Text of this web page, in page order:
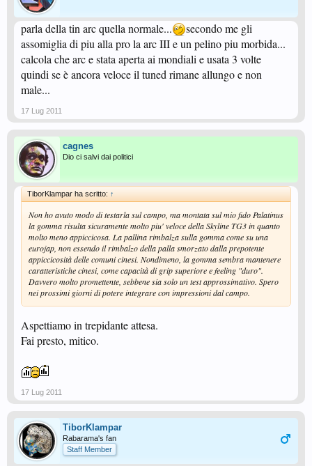
parla della tin arc quella normale...
secondo me gli
assomiglia di piu alla pro la arc III e un pelino piu morbida...
calcola che arc e stata aperta ai mondiali e usata 3 volte
quindi se è ancora veloce il tuned rimane allungo e non
male...
17 Lug 2011
cagnes
Dio ci salvi dai politici
TiborKlampar ha scritto: ↑
Non ho avuto modo di testarla sul campo, ma montata sul mio fido Palatinus
la gomma risulta sicuramente molto piu' veloce della Skyline TG3 in quanto
molto meno appiccicosa. La pallina rimbalza sulla gomma come su una
eurojap, non essendo il rimbalzo della palla smorzato dalla prepotente
appiccicosità delle comuni cinesi. Nondimeno, la gomma sembra mantenere
caratteristiche cinesi, come capacità di grip superiore e feeling "duro".
Davvero molto promettente, sebbene sia solo un test approssimativo. Spero
nei prossimi giorni di potere integrare con impressioni dal campo.
Aspettiamo in trepidante attesa.
Fai presto, mitico.
17 Lug 2011
TiborKlampar
Rabarama's fan
Staff Member